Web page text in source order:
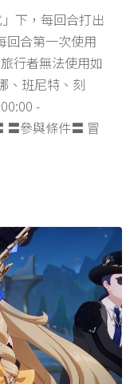
下，每回合打出
回合第一次使用
行者無法使用如
、班尼特、刻
-
參與條件〓 冒